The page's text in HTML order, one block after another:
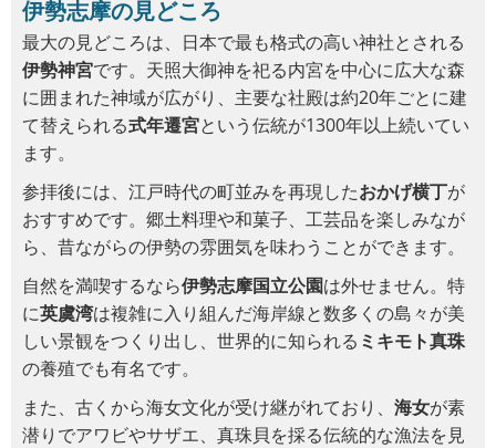
伊勢志摩の見どころ
最大の見どころは、日本で最も格式の高い神社とされる
伊勢神宮です。天照大御神を祀る内宮を中心に広大な森
に囲まれた神域が広がり、主要な社殿は約20年ごとに建
て替えられる式年遷宮という伝統が1300年以上続いてい
ます。
参拝後には、江戸時代の町並みを再現したおかげ横丁が
おすすめです。郷土料理や和菓子、工芸品を楽しみなが
ら、昔ながらの伊勢の雰囲気を味わうことができます。
自然を満喫するなら伊勢志摩国立公園は外せません。特
に英虞湾は複雑に入り組んだ海岸線と数多くの島々が美
しい景観をつくり出し、世界的に知られる ミキモト真珠
の養殖でも有名です。
また、古くから海女文化が受け継がれており、 海女が素
潜りでアワビやサザエ、真珠貝を採る伝統的な漁法を見